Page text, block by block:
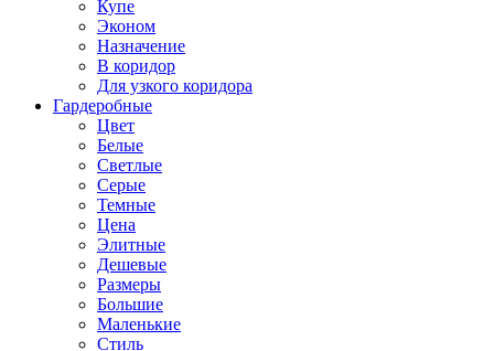
Купе
Эконом
Назначение
В коридор
Для узкого коридора
Гардеробные
Цвет
Белые
Светлые
Серые
Темные
Цена
Элитные
Дешевые
Размеры
Большие
Маленькие
Стиль